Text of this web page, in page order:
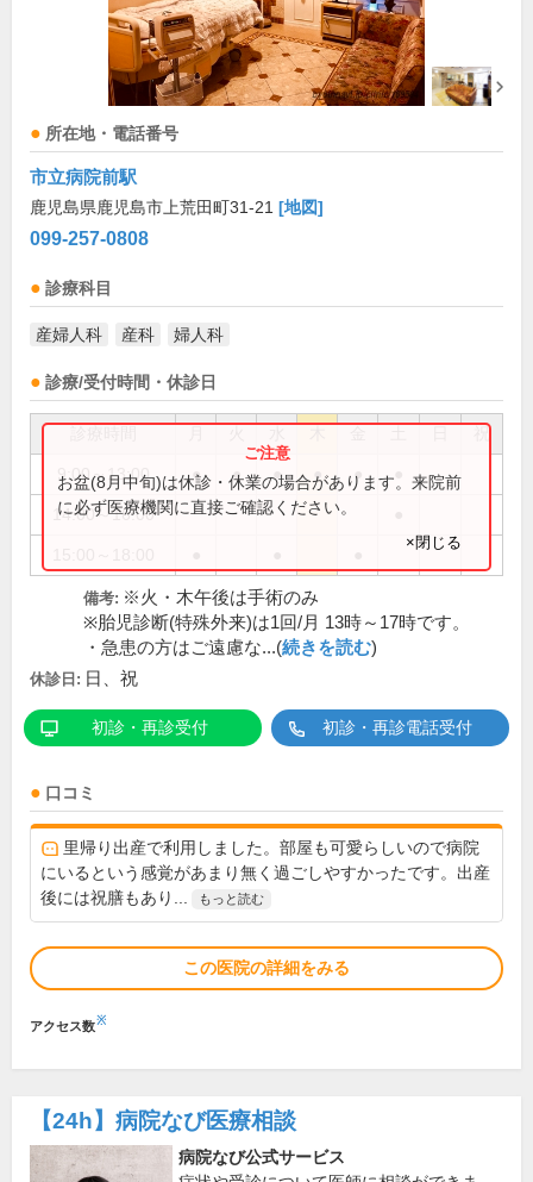
所在地・電話番号
市立病院前駅
鹿児島県鹿児島市上荒田町31-21 [地図]
099-257-0808
診療科目
産婦人科 産科 婦人科
診療/受付時間・休診日
祝
9:00～13:00 ● ● ● ● ●
14:00～16:00
お盆(8月中旬)は休診・休業の場合があります。来院前
に必ず医療機関に直接ご確認ください。
×閉じる
備考: ※火・木午後は手術のみ
※胎児診断(特殊外来)は1回/月 13時～17時です。
・急患の方はご遠慮な...(続きを読む)
休診日: 日、祝
初診・再診受付 初診・再診電話受付
口コミ
里帰り出産で利用しました。部屋も可愛らしいので病院
にいるという感覚があまり無く過ごしやすかったです。出産
後には祝膳もあり...
もっと読む
この医院の詳細をみる
アクセス数※
【24h】 病院なび医療相談
病院なび公式サービス